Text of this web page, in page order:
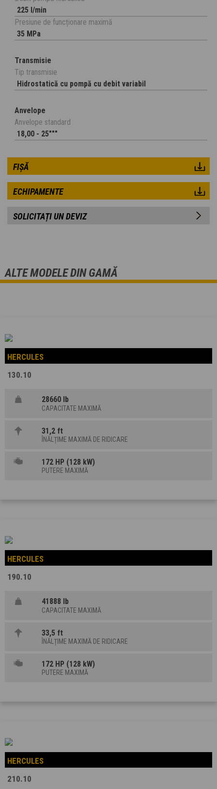
225 l/min
Presiune de funcționare maximă
35 MPa
Transmisie
Tip transmisie
Hidrostatică cu pompă cu debit variabil
Anvelope
Anvelope standard
18,00 - 25"""
FIȘĂ
ECHIPAMENTE
SOLICITAȚI UN DEVIZ
ALTE MODELE DIN GAMĂ
HERCULES
130.10
28660 lb
CAPACITATE MAXIMĂ
31,2 ft
ÎNĂLȚIME MAXIMĂ DE RIDICARE
172 HP (128 kW)
PUTERE MAXIMĂ
HERCULES
190.10
41888 lb
CAPACITATE MAXIMĂ
33,5 ft
ÎNĂLȚIME MAXIMĂ DE RIDICARE
172 HP (128 kW)
PUTERE MAXIMĂ
HERCULES
210.10